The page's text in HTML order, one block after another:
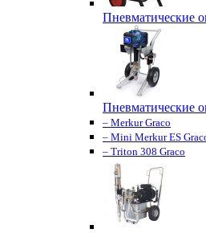
Пневматические
Пневматические
– Merkur Graco
– Mini Merkur ES
– Triton 308 Graco